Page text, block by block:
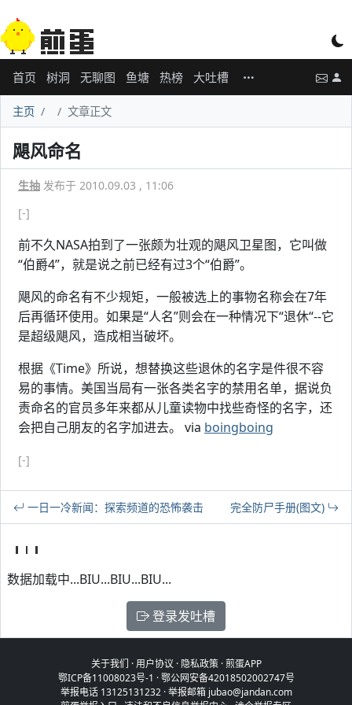
首页 树洞 无聊图 鱼塘 热榜 大吐槽
主页 文章正文
飓风命名
生抽 发布于 2010.09.03 , 11:06
[-]
前不久NASA拍到了一张颇为壮观的飓风卫星图，它叫做
“伯爵4”，就是说之前已经有过3个“伯爵”。
飓风的命名有不少规矩，一般被选上的事物名称会在7年
后再循环使用。如果是“人名”则会在一种情况下“退休“--它
是超级飓风，造成相当破坏。
根据《Time》所说，想替换这些退休的名字是件很不容
易的事情。美国当局有一张各类名字的禁用名单，据说负
责命名的官员多年来都从儿童读物中找些奇怪的名字，还
会把自己朋友的名字加进去。 via boingboing
[-]
一日一冷新闻：探索频道的恐怖袭击 完全防尸手册(图文)
数据加载中...BIU...BIU...BIU...
登录发吐槽
关于我们 ·用户协议 · 隐私政策·煎蛋APP
鄂ICP备11008023号-1 ·鄂公网安备42018502002747号
举报电话 13125131232 · 举报邮箱 jubao@jandan.com